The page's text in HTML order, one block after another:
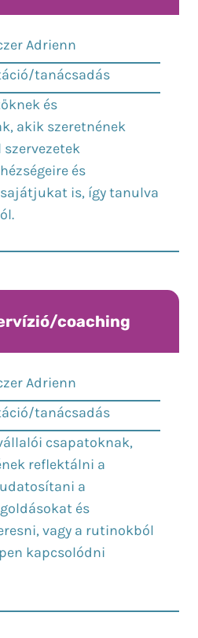
Adrienn
tanácsadás
és
akik szeretnének
és
is, így tanulva
coaching
Adrienn
tanácsadás
csapatoknak,
reflektálni a
a
és
vagy a rutinokból
kapcsolódni